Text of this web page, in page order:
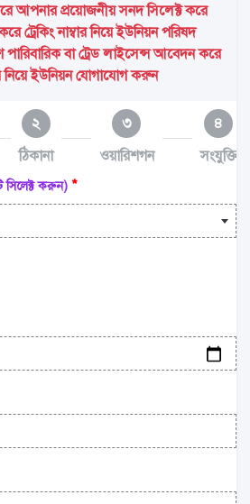
আপনার প্রয়োজনীয় সনদ সিলেক্ট করে
ট্রেকিং নাম্বার নিয়ে ইউনিয়ন পরিষদ
বা ট্রেড লাইসেন্স আবেদন করে
নিয়ে ইউনিয়ন যোগাযোগ করুন
২
ঠিকানা
৩
ওয়ারিশগন
৪
সংযুক্তি
করুন) *